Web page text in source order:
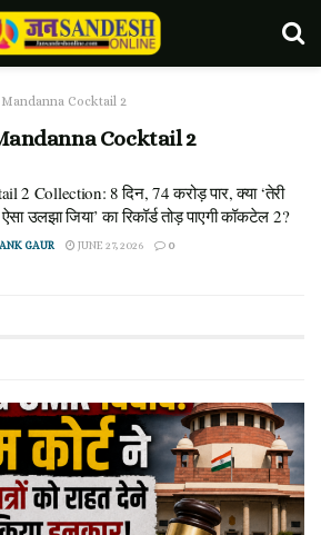
Cocktail 2
Cocktail 2
2 Collection: 8 दिन, 74 करोड़ पार, क्या ‘तेरी
ऐसा उलझा जिया’ का रिकॉर्ड तोड़ पाएगी कॉकटेल 2?
GAUR JUNE 27, 2026 0